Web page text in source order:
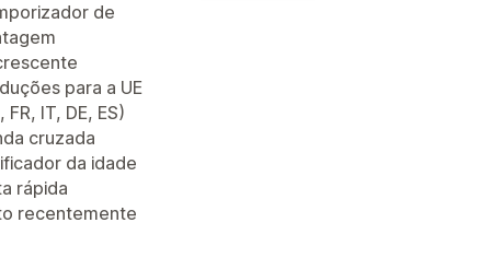
de
para a UE
FR, IT, DE, ES)
cruzada
da idade
rápida
recentemente